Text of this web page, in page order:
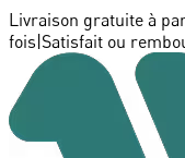
Livraison gratuite à
fois Satisfait ou